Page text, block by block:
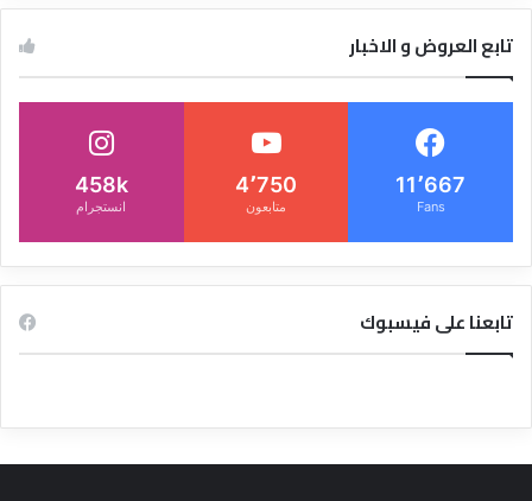
تابع العروض و الاخبار
11٬667
Fans
4٬750
متابعون
458k
انستجرام
تابعنا على فيسبوك